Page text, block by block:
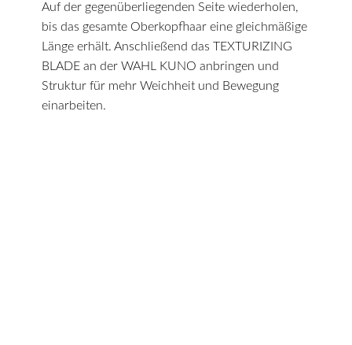
Auf der gegenüberliegenden Seite wiederholen,
bis das gesamte Oberkopfhaar eine gleichmäßige
Länge erhält. Anschließend das TEXTURIZING
BLADE an der WAHL KUNO anbringen und
Struktur für mehr Weichheit und Bewegung
einarbeiten.